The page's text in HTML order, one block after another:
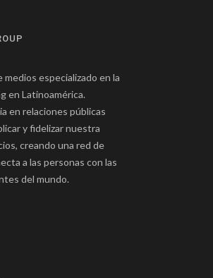
medios especializado en la
en Latinoamérica.
en relaciones públicas
y fidelizar nuestra
creando una red de
a las personas con las
del mundo.